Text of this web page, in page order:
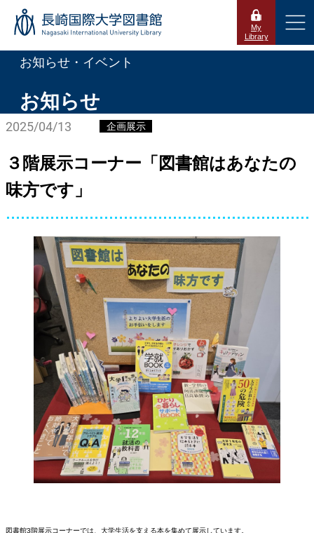
メインコンテンツへスキップ
My
Library
お知らせ・イベント
お知らせ
フッターへ
2025/04/13 企画展示
３階展示コーナー「図書館はあなたの
味方です」
図書館3階展示コーナーでは、大学生活を支える本を集めて展示しています。